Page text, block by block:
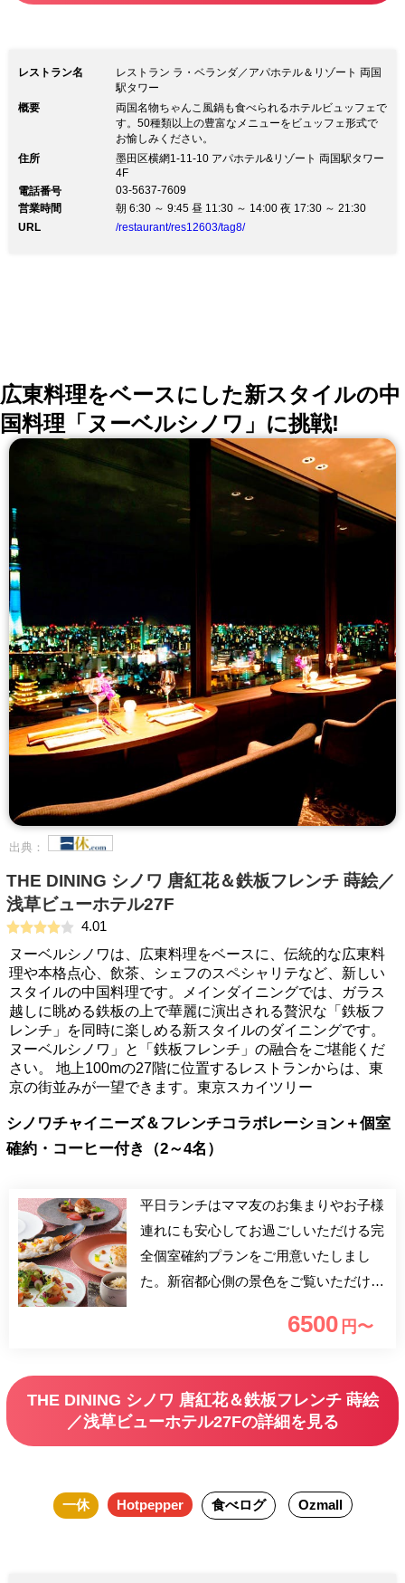
レストラン名
レストラン ラ・ベランダ／アパホテル＆リゾート 両国
駅タワー
概要
両国名物ちゃんこ風鍋も食べられるホテルビュッフェで
す。50種類以上の豊富なメニューをビュッフェ形式で
お愉しみください。
住所
墨田区横網1-11-10 アパホテル&リゾート 両国駅タワー
4F
電話番号
03-5637-7609
営業時間
朝 6:30 ～ 9:45 昼 11:30 ～ 14:00 夜 17:30 ～ 21:30
URL
/restaurant/res12603/tag8/
広東料理をベースにした新スタイルの中
国料理「ヌーベルシノワ」に挑戦!
出典：
THE DINING シノワ 唐紅花＆鉄板フレンチ 蒔絵／
浅草ビューホテル27F
4.01
ヌーベルシノワは、広東料理をベースに、伝統的な広東料
理や本格点心、飲茶、シェフのスペシャリテなど、新しい
スタイルの中国料理です。メインダイニングでは、ガラス
越しに眺める鉄板の上で華麗に演出される贅沢な「鉄板フ
レンチ」を同時に楽しめる新スタイルのダイニングです。
ヌーベルシノワ」と「鉄板フレンチ」の融合をご堪能くだ
さい。 地上100mの27階に位置するレストランからは、東
京の街並みが一望できます。東京スカイツリー
シノワチャイニーズ＆フレンチコラボレーション＋個室
確約・コーヒー付き（2～4名）
平日ランチはママ友のお集まりやお子様
連れにも安心してお過ごしいただける完
全個室確約プランをご用意いたしまし
た。新宿都心側の景色をご覧いただける
レンチのコラボレーションコースに食後
プランです。プライベート空間なので周
りを気にせずごゆっくりご堪能ください
ませ。
6500 円〜
THE DINING シノワ 唐紅花＆鉄板フレンチ 蒔絵
／浅草ビューホテル27Fの詳細を見る
一休 Hotpepper 食べログ Ozmall